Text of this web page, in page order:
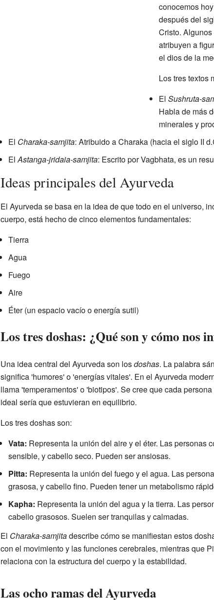
conocemos
después del
Cristo.
atribuyen a
el dios de la
Los tres textos
El Sushruta-
Habla de más
minerales y
El Charaka-samjita: Atribuido a Charaka (hacia el siglo II
ElAstanga-jridaia-samjita: Escrito por Vagbhata, es un
Ideas principales del Ayurveda
El Ayurveda se basa en la idea de que todo en el universo,
cuerpo, está hecho de cinco elementos fundamentales:
Tierra
Agua
Fuego
Aire
Éter (un espacio vacío o energía sutil)
Los tres doshas: ¿Qué son y cómo nos
Una idea central del Ayurveda son losdoshas. La palabra
significa 'humores' o 'energías vitales'. En el Ayurveda
llama 'temperamentos' o 'biotipos'. Se cree que cada
ideal sería que estuvieran en equilibrio.
Los tres doshas son:
Vata: Representa la unión del aire y el éter. Las personas
sensible, y cabello seco. Pueden ser ansiosas.
Pitta: Representa la unión del fuego y el agua. Las
grasosa, y cabello fino. Pueden tener un metabolismo
Kapha: Representa la unión del agua y la tierra. Las
cabello grasosos. Suelen ser tranquilas y calmadas.
El Charaka-samjitadescribe cómo se manifiestan estos
con el movimiento y las funciones cerebrales, mientras que
relaciona con la estructura del cuerpo y la estabilidad.
Las ocho ramas del Ayurveda